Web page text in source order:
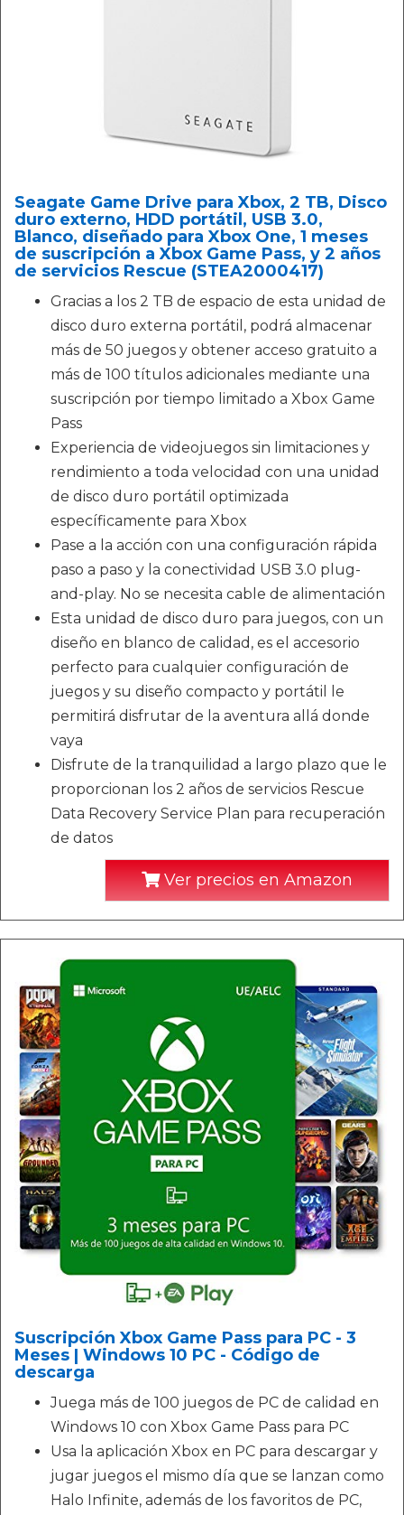
Seagate Game Drive para Xbox, 2 TB, Disco
duro externo, HDD portátil, USB 3.0,
Blanco, diseñado para Xbox One, 1 meses
de suscripción a Xbox Game Pass, y 2 años
de servicios Rescue (STEA2000417)
Gracias a los 2 TB de espacio de esta unidad de
disco duro externa portátil, podrá almacenar
más de 50 juegos y obtener acceso gratuito a
más de 100 títulos adicionales mediante una
suscripción por tiempo limitado a Xbox Game
Pass
Experiencia de videojuegos sin limitaciones y
rendimiento a toda velocidad con una unidad
de disco duro portátil optimizada
específicamente para Xbox
Pase a la acción con una configuración rápida
paso a paso y la conectividad USB 3.0 plug-
and-play. No se necesita cable de alimentación
Esta unidad de disco duro para juegos, con un
diseño en blanco de calidad, es el accesorio
perfecto para cualquier configuración de
juegos y su diseño compacto y portátil le
permitirá disfrutar de la aventura allá donde
vaya
Disfrute de la tranquilidad a largo plazo que le
proporcionan los 2 años de servicios Rescue
Data Recovery Service Plan para recuperación
de datos
Ver precios en Amazon
Suscripción Xbox Game Pass para PC - 3
Meses | Windows 10 PC - Código de
descarga
Juega más de 100 juegos de PC de calidad en
Windows 10 con Xbox Game Pass para PC
Usa la aplicación Xbox en PC para descargar y
jugar juegos el mismo día que se lanzan como
Halo Infinite, además de los favoritos de PC,